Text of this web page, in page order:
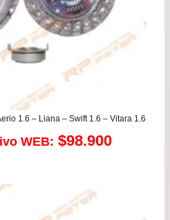
1.6 – Liana – Swift 1.6 – Vitara 1.6
WEB: $98.900